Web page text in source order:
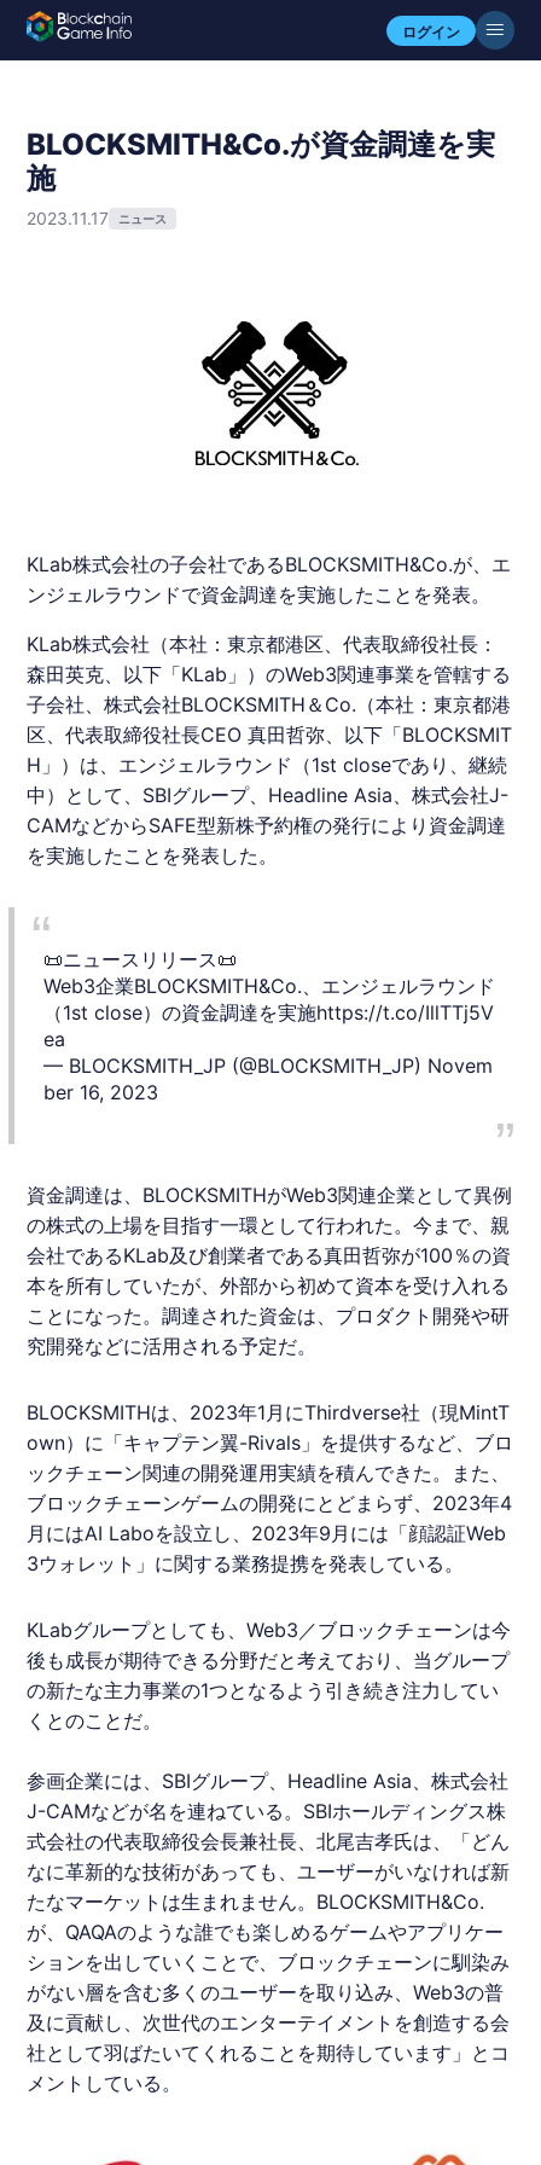
ログイン
BLOCKSMITH&Co.が資金調達を実
施
2023.11.17 ニュース
KLab株式会社の子会社であるBLOCKSMITH&Co.が、エ
ンジェルラウンドで資金調達を実施したことを発表。
KLab株式会社（本社：東京都港区、代表取締役社長：
森田英克、以下「KLab 」）のWeb3関連事業を管轄する
子会社、株式会社BLOCKSMITH＆Co.（本社：東京都港
区、代表取締役社長CEO 真田哲弥、以下「BLOCKSMIT
H」）は、エンジェルラウンド（1st closeであり、継続
中）として、SBIグループ、Headline Asia、株式会社J-
CAMなどからSAFE型新株予約権の発行により 資金調達
を実施したことを発表した。
📜ニュースリリース📜
Web3企業BLOCKSMITH&Co.、エンジェルラウンド
（1st close）の資金調達を実施https://t.co/IllTTj5V
ea
— BLOCKSMITH_JP (@BLOCKSMITH_JP) Novem
ber 16, 2023
資金調達は、BLOCKSMITHがWeb3関連企業として異例
の株式の上場を目指す一環として行われた。今まで、親
会社であるKLab及び創業者である真田哲弥が100％の資
本を所有していたが、外部から初めて資本を受け入れる
ことになった。調達された資金は、プロダクト開発や研
究開発などに活用される予定だ。
BLOCKSMITHは、2023年1月にThirdverse社（現MintT
own）に「キャプテン翼-Rivals」を提供するなど、ブロ
ックチェーン関連の開発運用実績を積んできた。また、
ブロックチェーンゲームの開発にとどまらず、2023年4
月にはAI Laboを設立し、2023年9月には「顔認証Web
3ウォレット」に関する業務提携を発表している。
KLabグループとしても、Web3／ブロックチェーンは今
後も成長が期待できる分野だと考えており、当グループ
の新たな主力事業の1つとなるよう引き続き注力してい
くとのことだ。
参画企業には、SBIグループ、Headline Asia、株式会社
J-CAMなどが名を連ねている。SBIホールディングス株
式会社の代表取締役会長兼社長、北尾吉孝氏は、「どん
なに革新的な技術があっても、ユーザーがいなければ新
たなマーケットは生まれません。BLOCKSMITH&Co.
が、QAQAのような誰でも楽しめるゲームやアプリケー
ションを出していくことで、ブロックチェーンに馴染み
がない層を含む多くのユーザーを取り込み、Web3の普
及に貢献し、次世代のエンターテイメントを創造する会
社として羽ばたいてくれることを期待しています」とコ
メントしている。